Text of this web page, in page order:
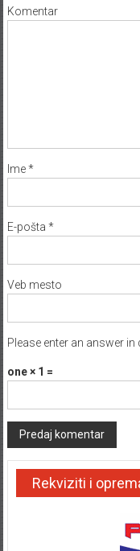
Komentar
Ime*
E-pošta *
Veb mesto
Please enter an answer in
one × 1 =
Rekviziti i